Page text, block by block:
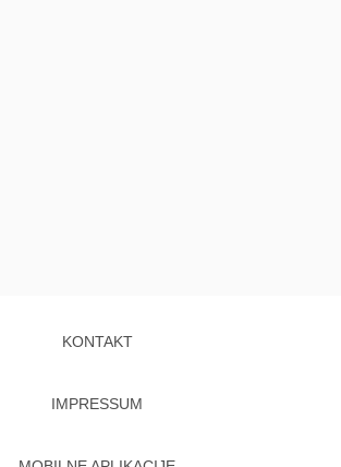
KONTAKT
IMPRESSUM